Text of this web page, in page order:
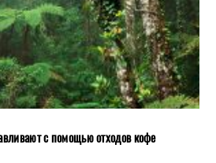
с помощью отходов кофе